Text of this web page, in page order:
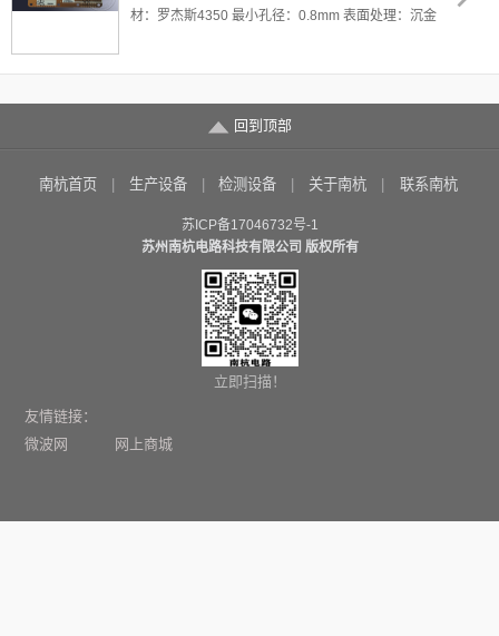
材：罗杰斯4350 最小孔径：0.8mm 表面处理：沉金
回到顶部
南杭首页 生产设备 检测设备 关于南杭 联系南杭
苏ICP备17046732号-1
苏州南杭电路科技有限公司 版权所有
立即扫描！
友情链接：
微波网
网上商城